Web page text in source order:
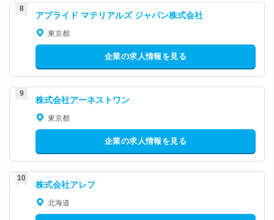
アプライド マテリアルズ ジャパン株式会社
東京都
企業の求人情報を見る
株式会社アーネストワン
東京都
企業の求人情報を見る
株式会社アレフ
北海道